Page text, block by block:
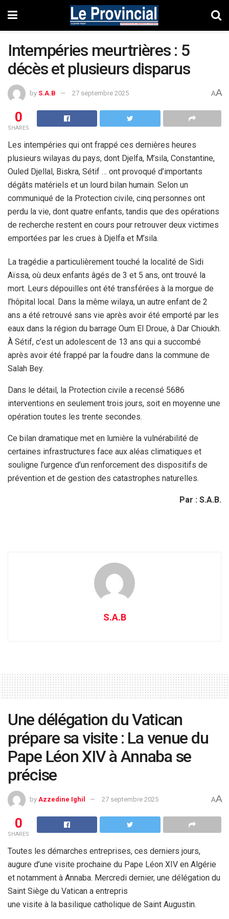
Intempéries meurtrières : 5
décès et plusieurs disparus
by S.A.B 27 septembre 2025 AA
0
SHARES
Les intempéries qui ont frappé ces dernières heures
plusieurs wilayas du pays, dont Djelfa, M’sila, Constantine,
Ouled Djellal, Biskra, Sétif … ont provoqué d’importants
dégâts matériels et un lourd bilan humain. Selon un
communiqué de la Protection civile, cinq personnes ont
perdu la vie, dont quatre enfants, tandis que des opérations
de recherche restent en cours pour retrouver deux victimes
emportées par les crues à Djelfa et M’sila.
La tragédie a particulièrement touché la localité de Sidi
Aïssa, où deux enfants âgés de 3 et 5 ans, ont trouvé la
mort. Leurs dépouilles ont été transférées à la morgue de
l’hôpital local. Dans la même wilaya, un autre enfant de 2
ans a été retrouvé sans vie après avoir été emporté par les
eaux dans la région du barrage Oum El Droue, à Dar Chioukh.
À Sétif, c’est un adolescent de 13 ans qui a succombé
après avoir été frappé par la foudre dans la commune de
Salah Bey.
Dans le détail, la Protection civile a recensé 5686
interventions en seulement trois jours, soit en moyenne une
opération toutes les trente secondes.
Ce bilan dramatique met en lumière la vulnérabilité de
certaines infrastructures face aux aléas climatiques et
souligne l’urgence d’un renforcement des dispositifs de
prévention et de gestion des catastrophes naturelles.
Par : S.A.B.
S.A.B
Une délégation du Vatican
prépare sa visite : La venue du
Pape Léon XIV à Annaba se
précise
by Azzedine Ighil 27 septembre 2025 AA
0
SHARES
Toutes les démarches entreprises, ces derniers jours,
augure d’une visite prochaine du Pape Léon XIV en Algérie
et notamment à Annaba. Mercredi dernier, une délégation du
Saint Siège du Vatican a entrepris
une visite à la basilique catholique de Saint Augustin.